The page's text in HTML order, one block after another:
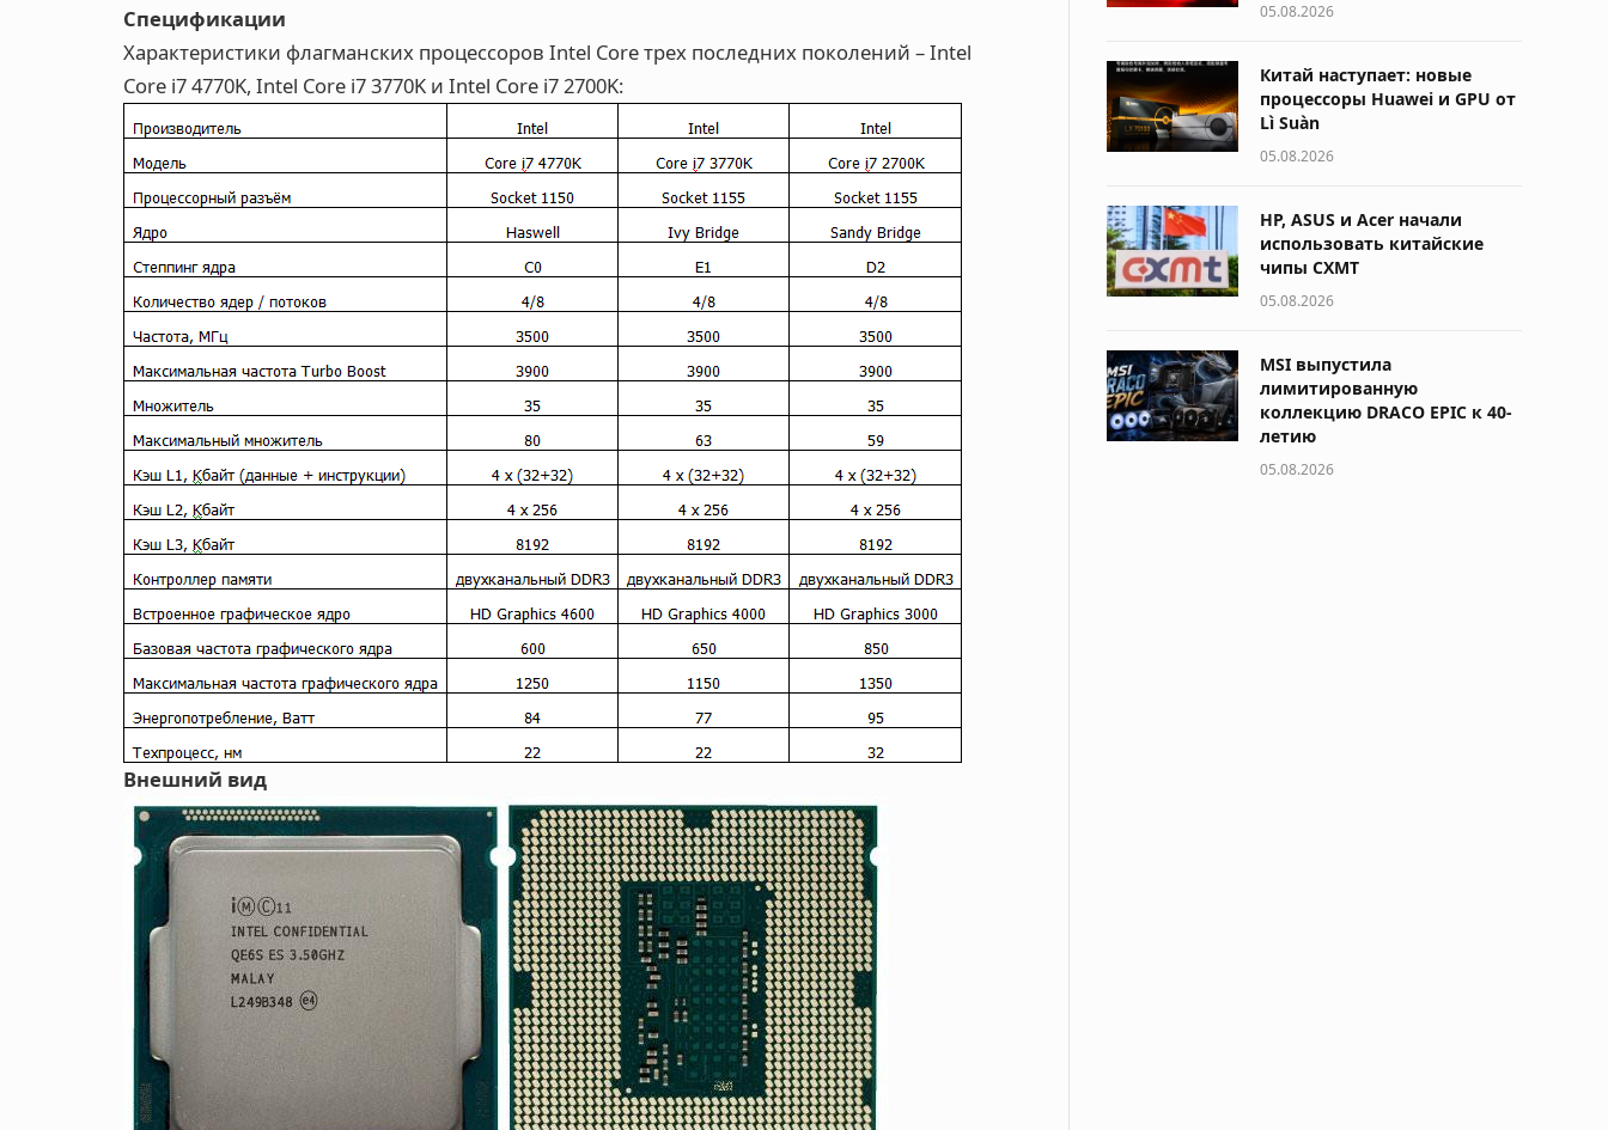
Спецификации
Характеристики флагманских процессоров Intel Core трех последних поколений – Intel
Core i7 4770K, Intel Core i7 3770K и Intel Core i7 2700K:
Внешний вид
05.08.2026
Китай наступает: новые
процессоры Huawei и GPU от
Lì Suàn
05.08.2026
HP, ASUS и Acer начали
использовать китайские
чипы CXMT
05.08.2026
MSI выпустила
лимитированную
коллекцию DRACO EPIC к 40-
летию
05.08.2026